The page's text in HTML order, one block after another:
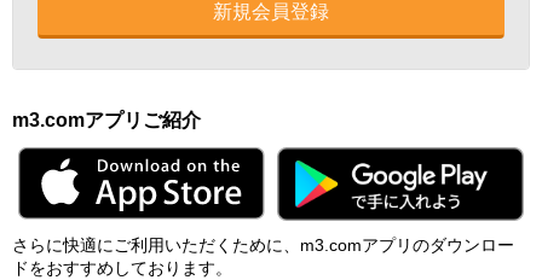
新規会員登録
m3.comアプリご紹介
さらに快適にご利⽤いただくために、m3.comアプリのダウンロー
ドをおすすめしております。